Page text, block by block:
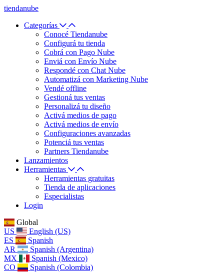
tiendanube
Categorías
Conocé Tiendanube
Configurá tu tienda
Cobrá con Pago Nube
Enviá con Envío Nube
Respondé con Chat Nube
Automatizá con Marketing Nube
Vendé offline
Gestioná tus ventas
Personalizá tu diseño
Activá medios de pago
Activá medios de envío
Configuraciones avanzadas
Potenciá tus ventas
Partners Tiendanube
Lanzamientos
Herramientas
Herramientas gratuitas
Tienda de aplicaciones
Especialistas
Login
Global
US
English (US)
ES
Spanish
AR
Spanish (Argentina)
MX
Spanish (Mexico)
CO
Spanish (Colombia)